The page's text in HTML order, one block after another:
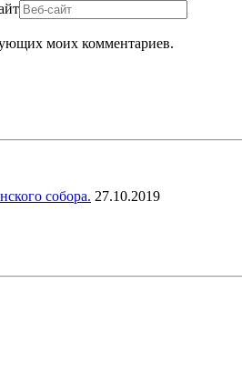
моих комментариев.
собора. 27.10.2019